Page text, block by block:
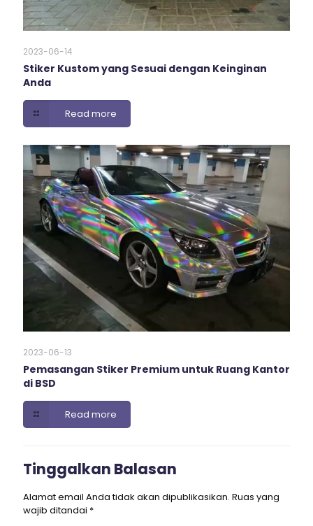
2023-06-14
Stiker Kustom yang Sesuai dengan Keinginan
Anda
Read more
2023-06-13
Pemasangan Stiker Premium untuk Ruang Kantor
di BSD
Read more
Tinggalkan Balasan
Alamat email Anda tidak akan dipublikasikan. Ruas yang
wajib ditandai *